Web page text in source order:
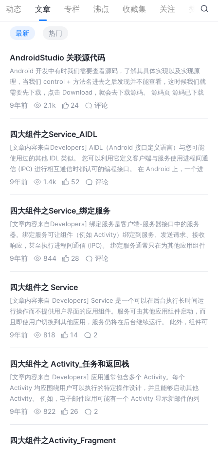
动态 文章 专栏 沸点 收藏集 关注 28
最新 热门
AndroidStudio 关联源代码
Android 开发中有时我们需要查看源码，了解其具体实现以及实现原
理，当我们 control + 方法名进去之后发现并不能查看，这时候我们就
需要先下载，点击 Download，就会去下载源码。 源码页 源码已下载
下载之后发现点击 Refresh 没有反应。在 2.1 以前关联源码需要找到
9年前 2.1k 24 评论
四大组件之Service_AIDL
[文章内容来自Developers] AIDL（Android 接口定义语言）与您可能
使用过的其他 IDL 类似。 您可以利用它定义客户端与服务使用进程间通
信 (IPC) 进行相互通信时都认可的编程接口。 在 Android 上，一个进
程通常无法访问另一个进程的内存。 尽管如此…
9年前 1.4k 52 评论
四大组件之Service_绑定服务
[文章内容来自Developers] 绑定服务是客户端-服务器接口中的服务
器。绑定服务可让组件（例如 Activity）绑定到服务、发送请求、接收
响应，甚至执行进程间通信 (IPC)。 绑定服务通常只在为其他应用组件
服务时处于活动状态，不会无限期在后台运行。 基础知识 绑定服务…
9年前 844 28 评论
四大组件之 Service
[文章内容来自 Developers] Service 是一个可以在后台执行长时间运
行操作而不提供用户界面的应用组件。服务可由其他应用组件启动，而
且即使用户切换到其他应用，服务仍将在后台继续运行。 此外，组件可
以绑定到服务，以与之进行交互，甚至是执行进程间通信 (IPC)。 例
9年前 818 14 2
四大组件之 Activity_任务和返回栈
[文章内容来自 Developers] 应用通常包含多个 Activity。每个
Activity 均应围绕用户可以执行的特定操作设计，并且能够启动其他
Activity。 例如，电子邮件应用可能有一个 Activity 显示新邮件的列
表。用户选择某邮件时，会打开一个新 Activ…
9年前 822 26 2
四大组件之Activity_Fragment